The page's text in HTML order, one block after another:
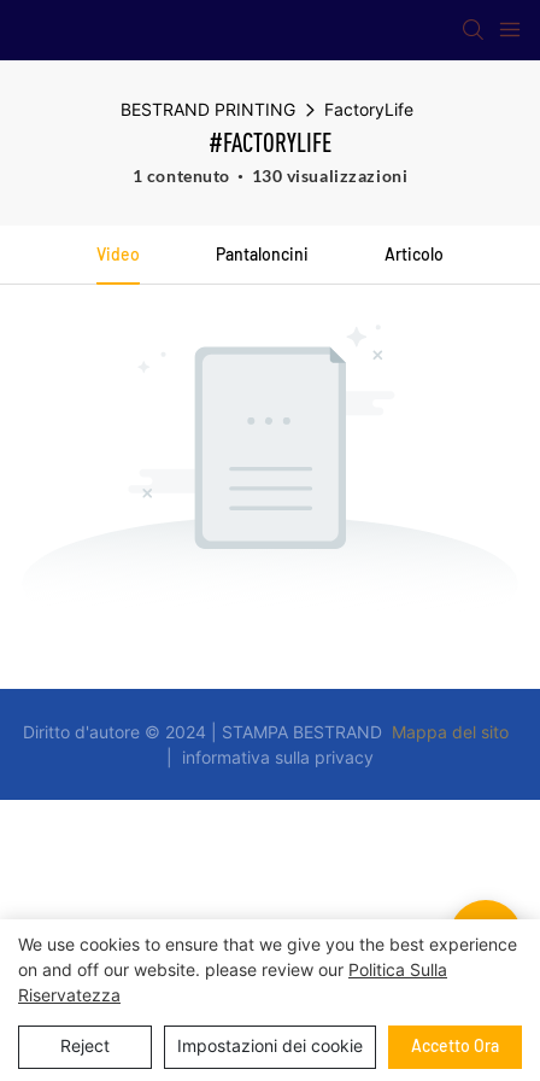
BESTRAND PRINTING FactoryLife
#FACTORYLIFE
1 contenuto 130 visualizzazioni
Video Pantaloncini Articolo
Diritto d'autore © 2024 | STAMPA BESTRAND Mappa del sito
informativa sulla privacy
We use cookies to ensure that we give you the best experience
on and off our website. please review our Politica Sulla
Riservatezza
Reject Impostazioni dei cookie Accetto Ora